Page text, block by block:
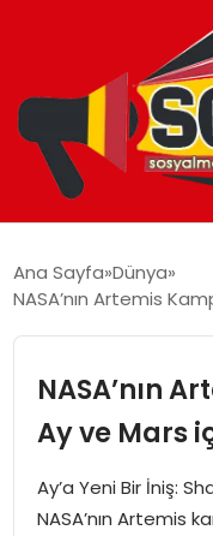
GÜNCEL
TEKNOLOJI
EĞITIM
Ana Sayfa Dünya
NASA’nın Artemis
NASA’nın
Ay ve Mars
Ay’a Yeni Bir İniş:
NASA’nın Artemis